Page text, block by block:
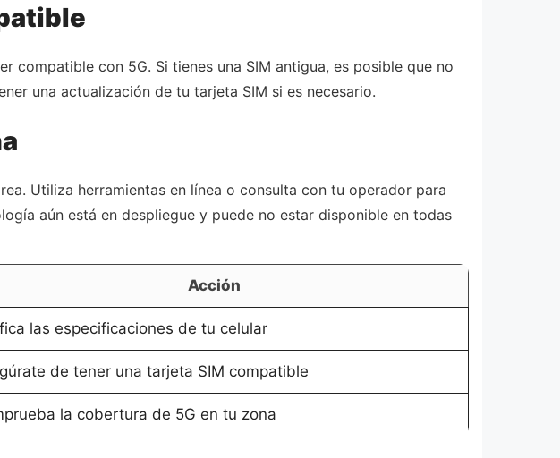
compatible con 5G. Si tienes una SIM antigua, es posible que no
una actualización de tu tarjeta SIM si es necesario.
Utiliza herramientas en línea o consulta con tu operador para
aún está en despliegue y puede no estar disponible en todas
Acción
las especificaciones de tu celular
de tener una tarjeta SIM compatible
la cobertura de 5G en tu zona